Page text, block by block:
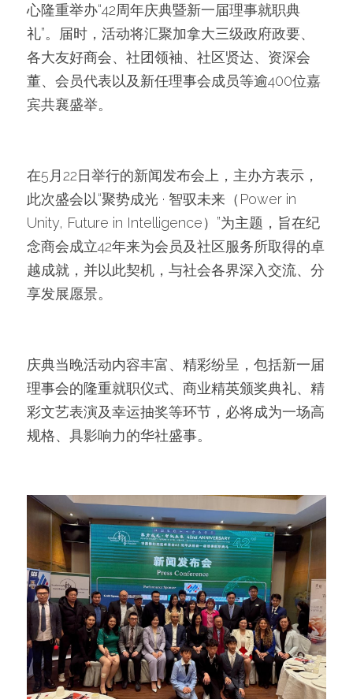
心隆重举办“42周年庆典暨新一届理事就职典
礼”。届时，活动将汇聚加拿大三级政府政要、
各大友好商会、社团领袖、社区贤达、资深会
董、会员代表以及新任理事会成员等逾400位嘉
宾共襄盛举。
在5月22日举行的新闻发布会上，主办方表示，
此次盛会以“聚势成光 · 智驭未来（Power in
Unity, Future in Intelligence）”为主题，旨在纪
念商会成立42年来为会员及社区服务所取得的卓
越成就，并以此契机，与社会各界深入交流、分
享发展愿景。
庆典当晚活动内容丰富、精彩纷呈，包括新一届
理事会的隆重就职仪式、商业精英颁奖典礼、精
彩文艺表演及幸运抽奖等环节，必将成为一场高
规格、具影响力的华社盛事。